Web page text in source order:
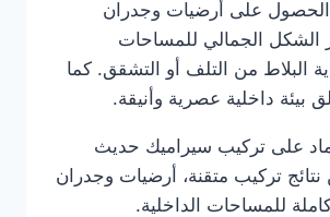
الحصول على أرضيات وجدران
الشكل الجمالي للمساحات
البلاط من التلف أو التشقق. كما
بيئة داخلية عصرية وأنيقة.
على تركيب سيراميك حديث
نتائج تركيب متقنة، أرضيات وجدران
كاملة للمساحات الداخلية.